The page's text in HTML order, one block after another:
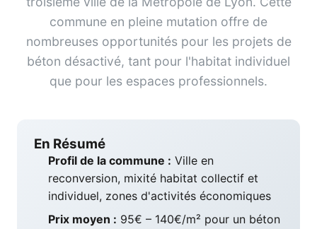
commune en pleine mutation offre de
nombreuses opportunités pour les projets de
béton désactivé, tant pour l'habitat individuel
que pour les espaces professionnels.
En Résumé
Profil de la commune : Ville en
reconversion, mixité habitat collectif et
individuel, zones d'activités économiques
Prix moyen : 95€ – 140€/m² pour un béton